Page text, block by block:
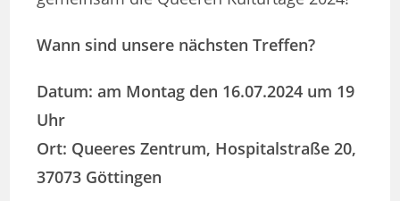
Wann sind unsere nächsten Treffen?
Datum: am Montag den 16.07.2024 um 19
Uhr
Ort: Queeres Zentrum, Hospitalstraße 20,
37073 Göttingen